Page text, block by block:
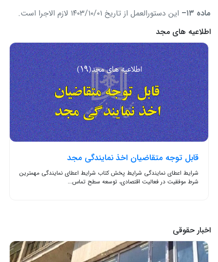
ماده ۱۳– این دستورالعمل از تاریخ ۱۴۰۳/۱۰/۰۱ لازم الاجرا است.
اطلاعیه های مجد
قابل توجه متقاضیان اخذ نمایندگی مجد
شرایط اعطای نمایندگی شرایط پخش کتاب شرایط اعطای نمایندگی مهمترین
شرط موفقیت در فعالیت اقتصادی، توسعه سطح تماس...
اخبار حقوقی